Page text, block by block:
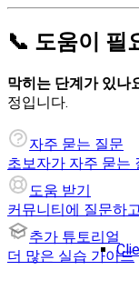
📞 도움이 필
막히는 단계가 있나
정입니다.
자주 묻는 질문
초보자가 자주 묻는
도움 받기
커뮤니티에 질문하
추가 튜토리얼
더 많은 실습 가이드